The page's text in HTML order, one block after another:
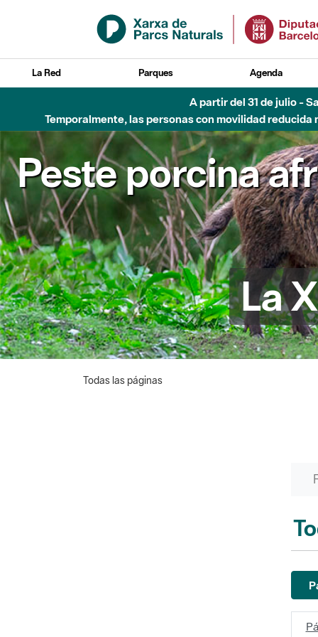
Saltar al contenido principal
La Red Parques Agenda
Hasta diciembre de 2026 - Parque Fluvial
Peste porcina
La